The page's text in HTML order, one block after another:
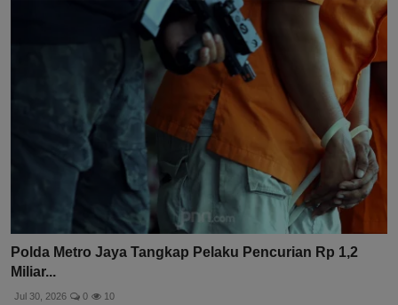
Polda Metro Jaya Tangkap Pelaku Pencurian Rp 1,2
Miliar...
Jul 30, 2026 0 10